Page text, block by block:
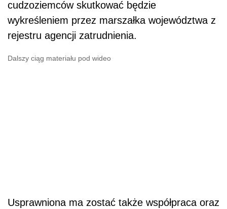
cudzoziemców skutkować będzie
wykreśleniem przez marszałka województwa z
rejestru agencji zatrudnienia.
Dalszy ciąg materiału pod wideo
Usprawniona ma zostać także współpraca oraz